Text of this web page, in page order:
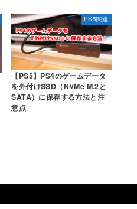
PS5関連
【PS5】PS4のゲームデータ
を外付けSSD（NVMe M.2と
SATA）に保存する方法と注
意点